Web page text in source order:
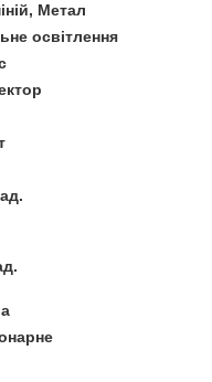
Метал
освітлення